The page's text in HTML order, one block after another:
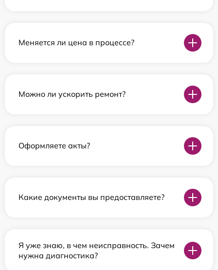
Меняется ли цена в процессе?
Можно ли ускорить ремонт?
Оформляете акты?
Какие документы вы предоставляете?
Я уже знаю, в чем неисправность. Зачем
нужна диагностика?